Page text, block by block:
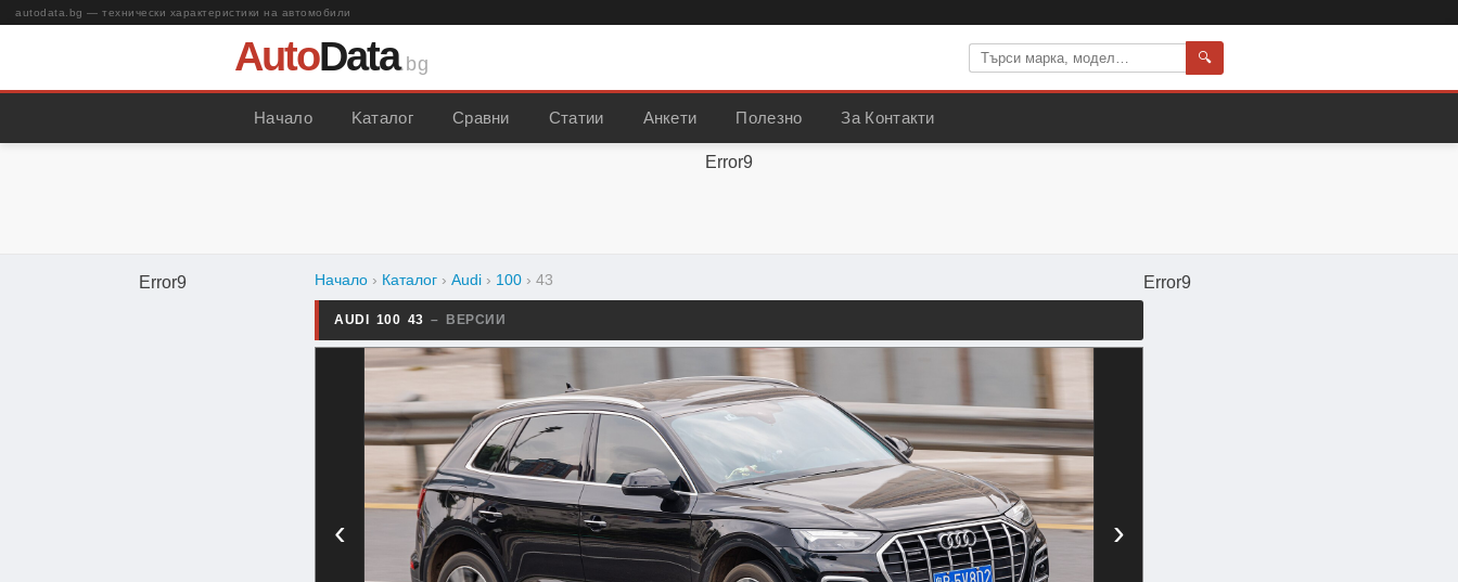
autodata.bg — технически характеристики на автомобили
AutoData.bg 🔍
Начало Kаталог Сравни Статии Анкети Полезно За Контакти
Error9
Error9 Начало › Каталог › Audi › 100 › 43
AUDI 100 43 – ВЕРСИИ
‹ ›
Error9